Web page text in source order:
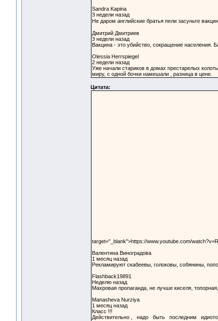
Sandra Kapina
3 недели назад
Не даром английские братья пели засуньте
Дмитрий Дмитриев
3 недели назад
Вакцина - это убийство, сокращение населения.
Olessia Herrspiegel
2 недели назад
Уже начали стариков в домах престарелых
миру, с одной бочки намешали , разница в цене.
Цитата:
target="_blank">https://www.youtube.com/
Валентина Виноградова
1 месяц назад
Рекламируют скабеевы, голоковы, собянины,
Flashback19891
Неделю назад
Махровая пропаганда, не лучше киселя,
Manasheva Nurziya
1 месяц назад
Класс !!!
Действительно , надо быть последним